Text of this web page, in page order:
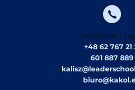
Sekretariat i
+48 62 767 21
601 887 889